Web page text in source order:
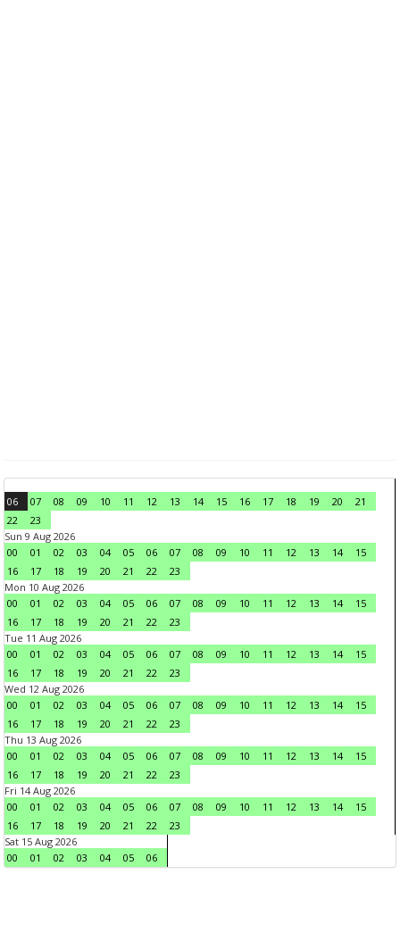
06 07 08 09 10 11 12 13 14 15 16 17 18 19 20
21
22
23
Sun 9 Aug 2026
00
01 02 03 04 05 06 07 08 09 10 11 12 13 14
15
16
17 18 19 20 21 22
23
Mon 10 Aug 2026
00
01 02 03 04 05 06 07 08 09 10 11 12 13 14
15
16
17 18 19 20 21 22
23
Tue 11 Aug 2026
00
01 02 03 04 05 06 07 08 09 10 11 12 13 14
15
16
17 18 19 20 21 22
23
Wed 12 Aug 2026
00
01 02 03 04 05 06 07 08 09 10 11 12 13 14
15
16
17 18 19 20 21 22
23
Thu 13 Aug 2026
00
01 02 03 04 05 06 07 08 09 10 11 12 13 14
15
16
17 18 19 20 21 22
23
Fri 14 Aug 2026
00
01 02 03 04 05 06 07 08 09 10 11 12 13 14
15
16
17 18 19 20 21 22
23
Sat 15 Aug 2026
00
01 02 03 04 05 06